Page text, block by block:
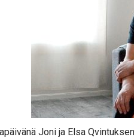
Joni ja Elsa